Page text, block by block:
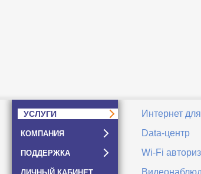
УСЛУГИ
Интернет
Data-центр
Wi-Fi
КОМПАНИЯ
ПОДДЕРЖКА